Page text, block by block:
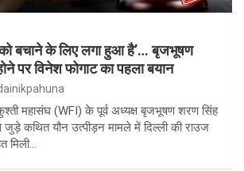
बचाने के लिए लगा हुआ है’… बृजभूषण
पर विनेश फोगाट का पहला बयान
महासंघ (WFI) के पूर्व अध्यक्ष बृजभूषण शरण सिंह
जुड़े कथित यौन उत्पीड़न मामले में दिल्ली की राउज
मिली…